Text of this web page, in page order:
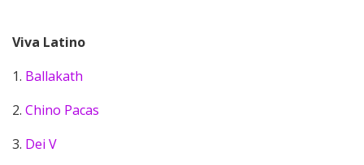
Viva Latino
1. Ballakath
2. Chino Pacas
3. Dei V